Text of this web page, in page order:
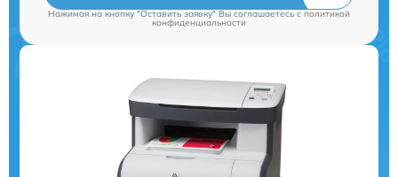
Нажимая на кнопку "Оставить заявку" Вы соглашаетесь cполитикой
конфиденциальности